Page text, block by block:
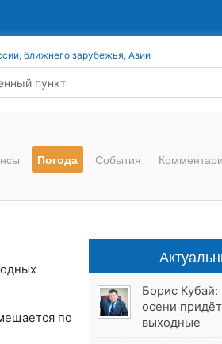
ближнего зарубежья, Азии
Погода События
по
Борис
осени
выходные